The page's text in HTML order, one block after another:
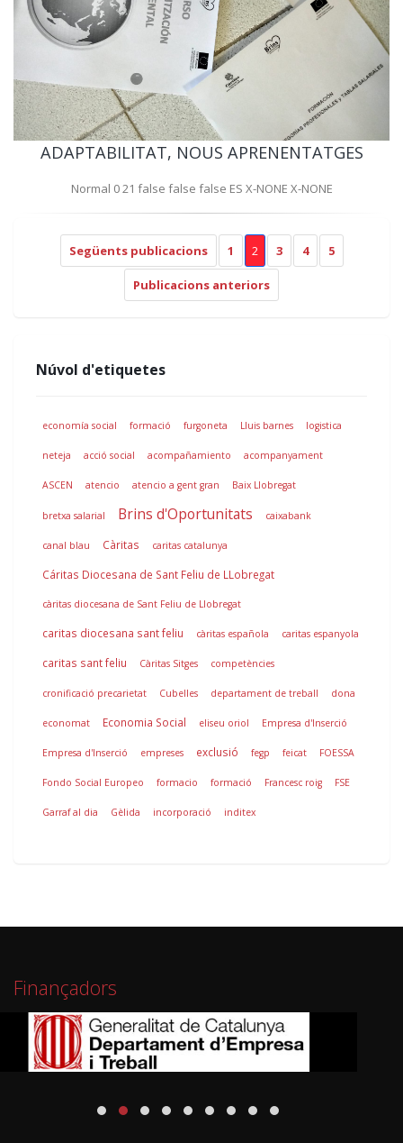
ADAPTABILITAT, NOUS APRENENTATGES
Normal 0 21 false false false ES X-NONE X-NONE
Següents publicacions 1 2 3 4 5
Publicacions anteriors
Núvol d'etiquetes
economía social formació furgoneta Lluis barnes logistica
neteja acció social acompañamiento acompanyament
ASCEN atencio atencio a gent gran Baix Llobregat
bretxa salarial Brins d'Oportunitats caixabank
canal blau Càritas caritas catalunya
Cáritas Diocesana de Sant Feliu de LLobregat
càritas diocesana de Sant Feliu de Llobregat
caritas diocesana sant feliu càritas española caritas espanyola
caritas sant feliu Càritas Sitges competències
cronificació precarietat Cubelles departament de treball dona
economat Economia Social eliseu oriol Empresa d'Inserció
Empresa d'Inserció empreses exclusió fegp feicat FOESSA
Fondo Social Europeo formacio formació Francesc roig FSE
Garraf al dia Gèlida incorporació inditex
Finançadors